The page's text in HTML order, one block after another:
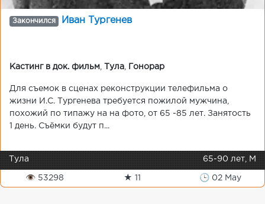
Закончился Иван Тургенев
Кастинг в док. фильм Тула Гонорар
Для съемок в сценах реконструкции телефильма о
жизни И.С. Тургенева требуется пожилой мужчина,
похожий по типажу на на фото, от 65 -85 лет. Занятость
1 день. Съёмки будут п...
Тула 65-90 лет, М
👁 53298 ★ 11 🕒 02 May